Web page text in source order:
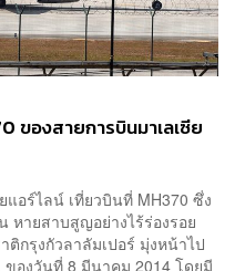
ของสายการบินมาเลเซีย
แอร์ไลน์ เที่ยวบินที่ MH370 ซึ่ง
หายสาบสูญอย่างไร้ร่องรอย
กรุงกัวลาลัมเปอร์ มุ่งหน้าไป
ของวันที่ 8 มีนาคม 2014 โดยมี